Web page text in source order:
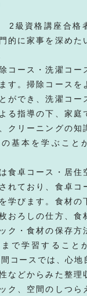
2級資格講座合格
的に家事を深めた
コース・洗濯コー
す。掃除コースを
ができ、洗濯コー
る指導の下、家庭
クリーニングの知
基本を学ぶこと
食卓コース・居住
れており、食卓コ
学びます。食材の
おろしの仕方、食
ク・食材の保存方
で学習すること
コースでは、心地
などからみた整理
ク、空間のしつら